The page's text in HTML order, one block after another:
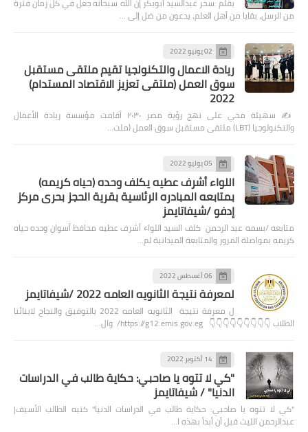
من الرسل، بقايا من أهل العلم، يدعون من ضل إلى …
02 يونيو 2022
ريادة الاعمال والتكنولجيا تقيم ملتقى مستقبل
سوق العمل (ملتقى تعزيز الاقتصاد المستدام)
2022
✍️ سهيلة محي على نهج رؤية مصر ٢٠٣٠ أقامت مؤسسة ريادة الأعمال
والتكنولوجيا (LBT) ملتقى مستقبل سوق العمل (ملت…
05 يوليو 2022
اللواء أشرف عطيه يكلف وحده (حياه كريمه)
بمتابعه المبادره الرئاسية بقرية الحجز بحرى مركز
إدفو /شيفاتايمز
متابعه /بسمه عبد الرحمن كلف السيد اللواء أشرف عطيه محافظ أسوان وحده حياه
كريمه بمواصلة المرور والمتابعة الميدانية لم…
06 أغسطس 2022
لمعرفة نتيجة الثانويه العامه 2022 /شيفاتايمز
ل معرفة نتيجة الثانويه العامه 2022 بالتوفيق والنجاح لابنائنا
الطلاب 👇👇👇👇👇👇👇👇👇 https://g12.emis.gov.eg/ وال…
14 أكتوبر 2022
"كي لا تتوه يا صاحبي: حكاية طالب في الدراسات
الدنيا" / شيفاتايمز
"كي لا تتوه يا صاحبي: حكاية طالب في الدراسات الدنيا" كتبه الطالب الأسيف|
عبدالرحمن الليث قبل أن أبدأ بهذه ا…